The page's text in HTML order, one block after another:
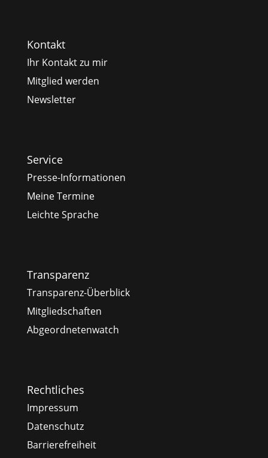
Kontakt
Ihr Kontakt zu mir
Mitglied werden
Newsletter
Service
Presse-Informationen
Meine Termine
Leichte Sprache
Transparenz
Transparenz-Überblick
Mitgliedschaften
Abgeordnetenwatch
Rechtliches
Impressum
Datenschutz
Barrierefreiheit